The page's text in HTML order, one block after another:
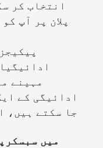
انتخاب کر
مہینے
ادائیگی کے
جا سکتے ہیں،
میں